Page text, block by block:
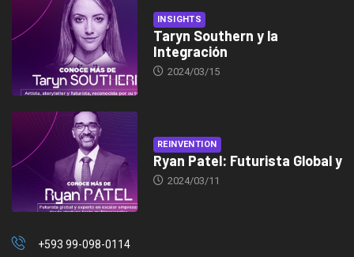
INSIGHTS
Taryn Southern y la
Integración
2024/03/15
REINVENTION
Ryan Patel: Futurista Global y
2024/03/11
+593 99-098-0114